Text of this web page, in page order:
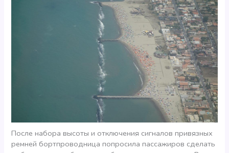
После набора высоты и отключения сигналов привязных
ремней бортпроводница попросила пассажиров сделать